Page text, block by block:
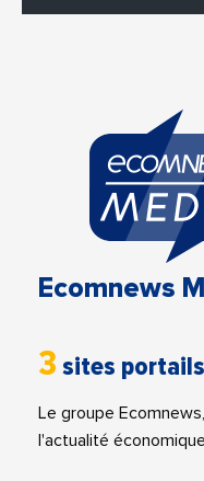
Ecomnews
3 sites portails
Le groupe
l'actualité